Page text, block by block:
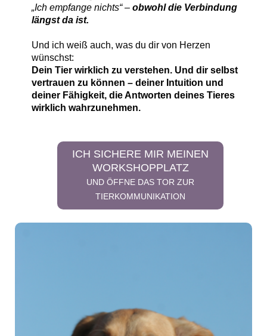
„Ich empfange nichts“ – obwohl die Verbindung
längst da ist.
Und ich weiß auch, was du dir von Herzen
wünschst:
Dein Tier wirklich zu verstehen. Und dir selbst
vertrauen zu können – deiner Intuition und
deiner Fähigkeit, die Antworten deines Tieres
wirklich wahrzunehmen.
ICH SICHERE MIR MEINEN
WORKSHOPPLATZ
UND ÖFFNE DAS TOR ZUR
TIERKOMMUNIKATION